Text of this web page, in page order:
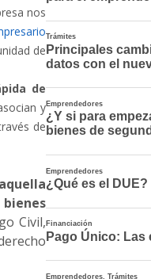
nos
de
de
y
de
Civil,